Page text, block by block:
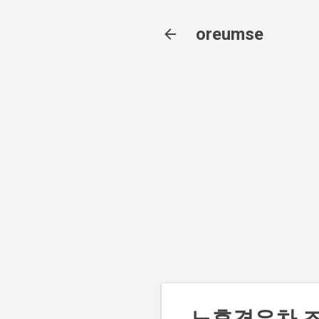
oreumse